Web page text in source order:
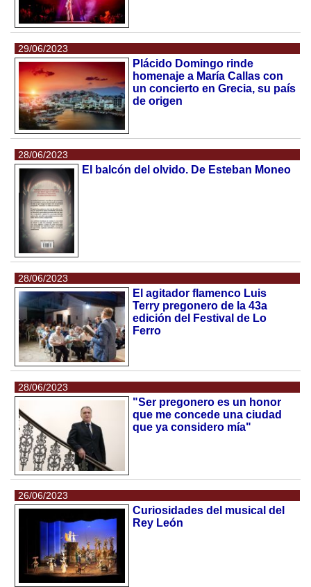
29/06/2023
Plácido Domingo rinde
homenaje a María Callas con
un concierto en Grecia, su país
de origen
28/06/2023
El balcón del olvido. De Esteban Moneo
28/06/2023
El agitador flamenco Luis
Terry pregonero de la 43a
edición del Festival de Lo
Ferro
28/06/2023
"Ser pregonero es un honor
que me concede una ciudad
que ya considero mía"
26/06/2023
Curiosidades del musical del
Rey León